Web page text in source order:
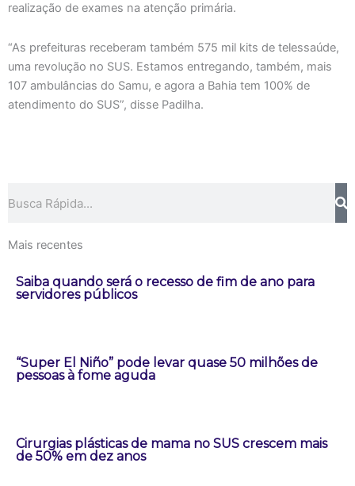
realização de exames na atenção primária.
“As prefeituras receberam também 575 mil kits de telessaúde,
uma revolução no SUS. Estamos entregando, também, mais
107 ambulâncias do Samu, e agora a Bahia tem 100% de
atendimento do SUS”, disse Padilha.
Mais recentes
Saiba quando será o recesso de fim de ano para
servidores públicos
“Super El Niño” pode levar quase 50 milhões de
pessoas à fome aguda
Cirurgias plásticas de mama no SUS crescem mais
de 50% em dez anos